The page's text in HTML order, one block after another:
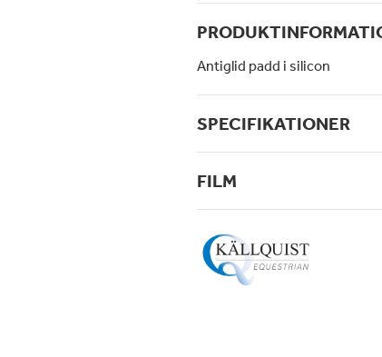
Antiglid padd i silicon
SPECIFIKATIONER
FILM